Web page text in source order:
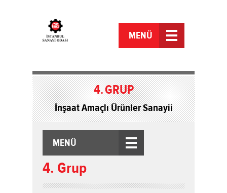
4.GRUP
İnşaat Amaçlı Ürünler Sanayii
MENÜ
MENÜ
4. Grup